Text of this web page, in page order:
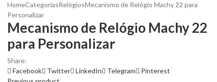
HomeCategoriasRelógiosMecanismo de Relógio Machy 22 para
Personalizar
Mecanismo de Relógio Machy 22
para Personalizar
Share:
Facebook
Twitter LinkedIn Telegram
Pinterest